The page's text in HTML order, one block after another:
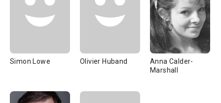
Simon Lowe Olivier Huband
Anna Calder-
Marshall